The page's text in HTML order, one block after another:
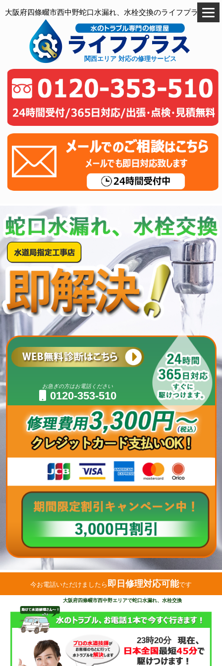
大阪府四條畷市西中野蛇口水漏れ、水栓交換のライフプラス
関西エリア 対応の修理サービス
お急ぎの方はお電話ください
0120-353-510
今お電話いただけましたら 即日修理対応可能です
大阪府四條畷市西中野エリアで蛇口水漏れ、水栓交換
23時20分